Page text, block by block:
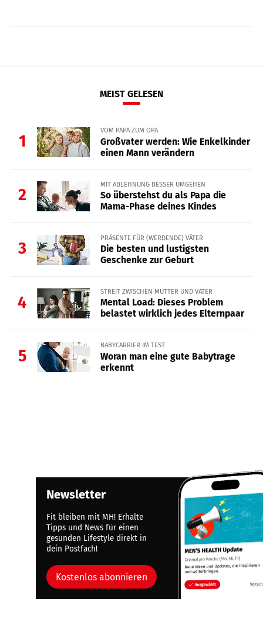
MEIST GELESEN
1
VOM PAPA ZUM OPA
Großvater werden: Wie Enkelkinder
einen Mann verändern
2
MIT ABLEHNUNG BESSER UMGEHEN
So überstehst du als Papa die
Mama-Phase deines Kindes
3
PRÄSENTE FÜR (WERDENDE) VÄTER
Die besten und lustigsten
Geschenke zur Geburt
4
STREIT ZWISCHEN MUTTER UND VATER
Mental Load: Dieses Problem
belastet wirklich jedes Elternpaar
5
BABYCARRIER IM TEST
Woran man eine gute Babytrage
erkennt
Newsletter
Fit bleiben mit MH! Erhalte
Tipps und News für einen
gesunden Lifestyle direkt in
dein Postfach!
Kostenlos abonnieren